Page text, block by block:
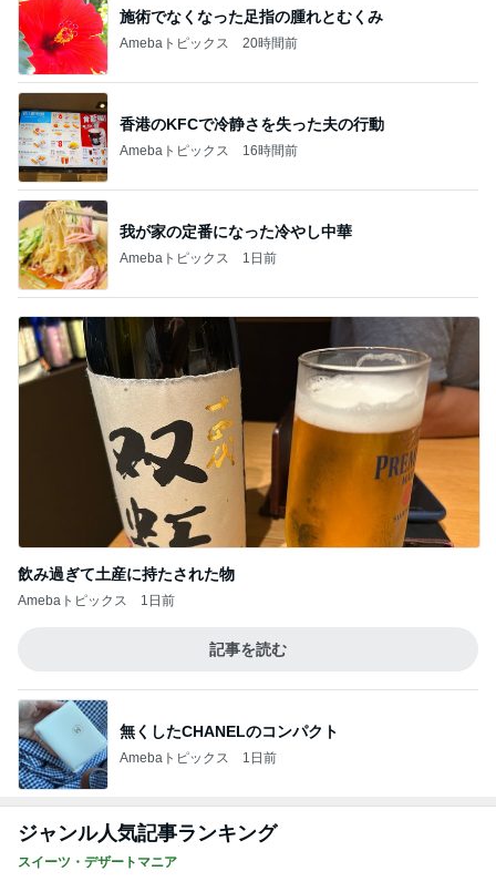
施術でなくなった足指の腫れとむくみ
Amebaトピックス 20時間前
香港のKFCで冷静さを失った夫の行動
Amebaトピックス 16時間前
我が家の定番になった冷やし中華
Amebaトピックス 1日前
飲み過ぎて土産に持たされた物
Amebaトピックス 1日前
記事を読む
無くしたCHANELのコンパクト
Amebaトピックス 1日前
ジャンル人気記事ランキング
スイーツ・デザートマニア